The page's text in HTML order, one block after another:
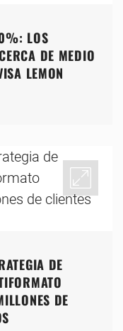
LOS
DE MEDIO
LEMON
DE
DE